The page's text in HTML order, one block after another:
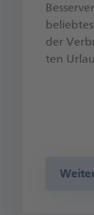
der
ten